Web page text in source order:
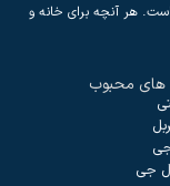
هر آنچه برای خانه و
های محبوب
جی